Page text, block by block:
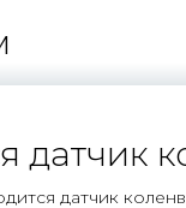
датчик
датчик